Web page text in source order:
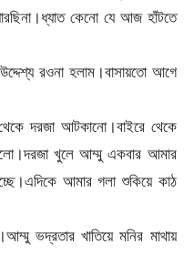
কেনো যে আজ হাঁটতে
রওনা হলাম।বাসায়তো আগে
দরজা আটকানো।বাইরে থেকে
খুলে আম্মু একবার আমার
আমার গলা শুকিয়ে কাঠ
ভদ্রতার খাতিয়ে মনির মাথায়